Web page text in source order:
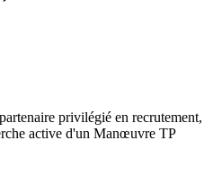
privilégié en recrutement,
active d'un Manœuvre TP